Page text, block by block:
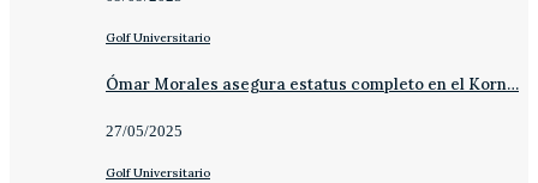
Golf Universitario
Ómar Morales asegura estatus completo en el Korn…
27/05/2025
Golf Universitario